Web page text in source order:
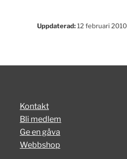
Uppdaterad:12 februari 2010
Kontakt
Bli medlem
Ge en gåva
Webbshop